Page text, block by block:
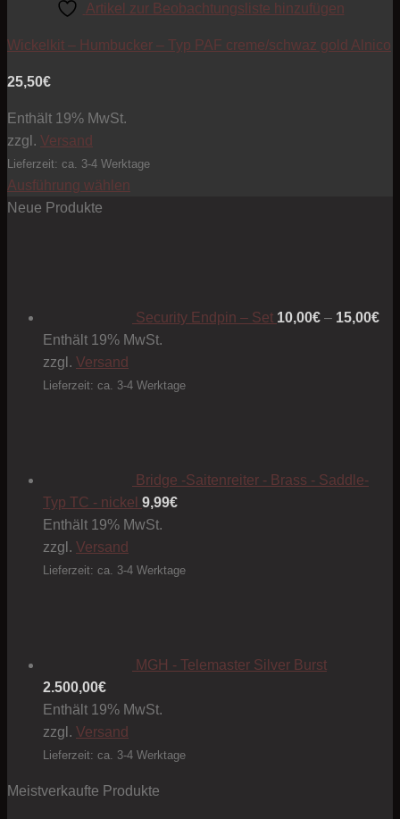
Artikel zur Beobachtungsliste hinzufügen
Wickelkit – Humbucker – Typ PAF creme/schwaz gold Alnico
25,50€
Enthält 19% MwSt.
zzgl. Versand
Lieferzeit: ca. 3-4 Werktage
Ausführung wählen
Dieses
auf.
Optionen
können
werden
Neue Produkte
Security Endpin – Set 10,00€ – 15,00€
Enthält 19% MwSt.
zzgl. Versand
Lieferzeit: ca. 3-4 Werktage
Bridge -Saitenreiter - Brass - Saddle-
Typ TC - nickel 9,99€
Enthält 19% MwSt.
zzgl. Versand
Lieferzeit: ca. 3-4 Werktage
MGH - Telemaster Silver Burst
2.500,00€
Enthält 19% MwSt.
zzgl. Versand
Lieferzeit: ca. 3-4 Werktage
Meistverkaufte Produkte